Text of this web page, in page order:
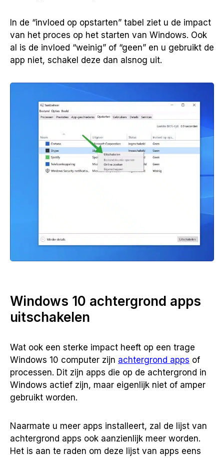
In de “invloed op opstarten” tabel ziet u de impact
van het proces op het starten van Windows. Ook
al is de invloed “weinig” of “geen” en u gebruikt de
app niet, schakel deze dan alsnog uit.
Windows 10 achtergrond apps
uitschakelen
Wat ook een sterke impact heeft op een trage
Windows 10 computer zijn achtergrond apps of
processen. Dit zijn apps die op de achtergrond in
Windows actief zijn, maar eigenlijk niet of amper
gebruikt worden.
Naarmate u meer apps installeert, zal de lijst van
achtergrond apps ook aanzienlijk meer worden.
Het is aan te raden om deze lijst van apps eens